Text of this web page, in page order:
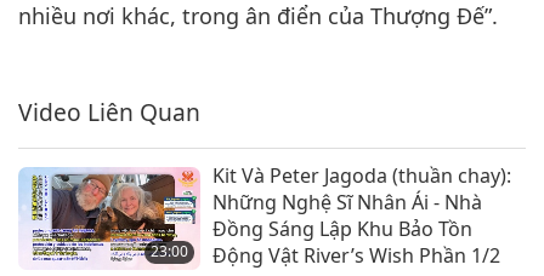
nhiều nơi khác, trong ân điển của Thượng Đế”.
Video Liên Quan
23:00
Kit Và Peter Jagoda (thuần chay):
Những Nghệ Sĩ Nhân Ái - Nhà
Đồng Sáng Lập Khu Bảo Tồn
Động Vật River’s Wish Phần 1/2